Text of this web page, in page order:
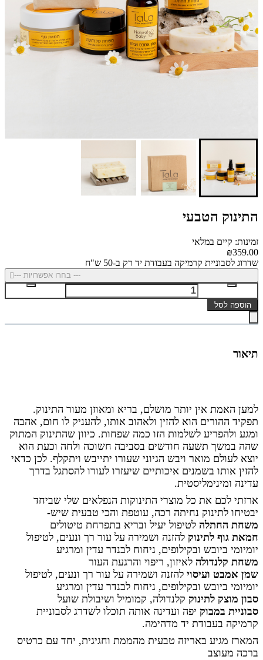
התינוק הטבעי
זמינות: קיים במלאי
₪359.00
שדרוג לסבוניית קרמיקה בעבודת יד רק ב-50 ש"ח
--- בחרו אפשרויות ---
הוספה לסל
תיאור
למען האמת אין יותר מושלם, בריא ומאוזן מעור התינוק.
תפקיד ההורים הוא להזין ולאהוב אותו, להעניק לו חום, אהבה
ומגע ולהפריע לשלמות הזו כמה שפחות. כיוון שהתינוק המתוק
שהה במשך תשעה חודשים בסביבה חשוכה ולחה וכעת הוא
יוצא לעולם מואר ויבש הגיוני שעורו יתייבש ויתקלף. לכן כדאי
להזין אותו בשמנים איכותיים שיעזרו לעורו להסתגל בדרך
עדינה ומינימליסטית.
ארזתי לכם את כל מוצרי התינוקות הנפלאים שלי שביחד
יבטיחו לתינוק נחיתה רכה, עוטפת והכי טבעית שיש-
משחת החתלה לטיפול יעיל ובריא בתפרחת טיטולים
חמאת גוף לתינוק להזנה ושמירה על עור רך ונעים, לטיפול
יומיומי ביובש ובקילופים, ניחוח לבנדר עדין ומרגיע
משחת קלנדולה לאיזון, ריפוי והרגעת העור
שמן אמבט ועיסוי להזנה ושמירה על עור רך ונעים, לטיפול
יומיומי ביובש ובקילופים, ניחוח לבנדר עדין ומרגיע
סבון מוצק לתינוק קלנדולה, קמומיל ושיבולת שועל
סבוניית במבוק יפה ועדינה אותה תוכלו לשדרג לסבוניית
קרמיקה בעבודת יד מדהימה.
המארז מגיע באריזה טבעית מהממת וחגיגית, יחד עם כרטיס
ברכה מעוצב